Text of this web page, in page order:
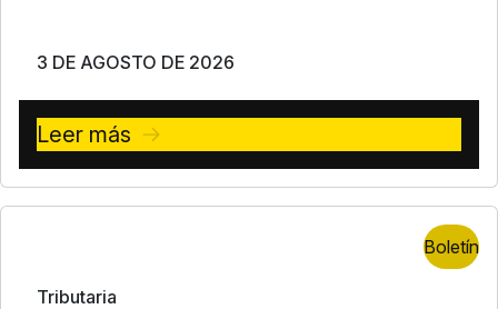
3 DE AGOSTO DE 2026
Leer más
Boletín
Tributaria